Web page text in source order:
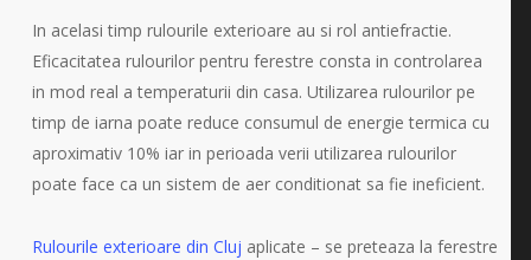
In acelasi timp rulourile exterioare au si rol antiefractie.
Eficacitatea rulourilor pentru ferestre consta in controlarea
in mod real a temperaturii din casa. Utilizarea rulourilor pe
timp de iarna poate reduce consumul de energie termica cu
aproximativ 10% iar in perioada verii utilizarea rulourilor
poate face ca un sistem de aer conditionat sa fie ineficient.
Rulourile exterioare din Cluj aplicate – se preteaza la ferestre